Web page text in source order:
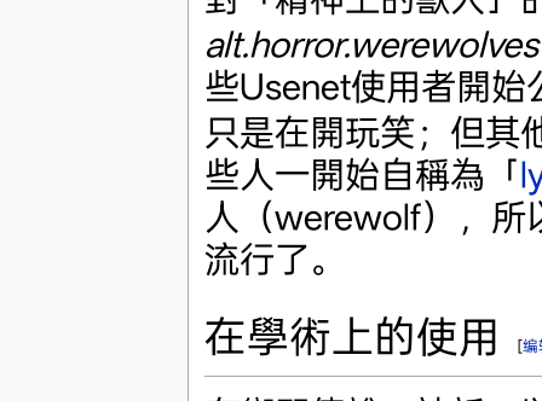
alt.horror.werewolves
些Usenet使用者開
只是在開玩笑；但其
些人一開始自稱為「
人（werewolf），所
流行了。
在學術上的使用 [编